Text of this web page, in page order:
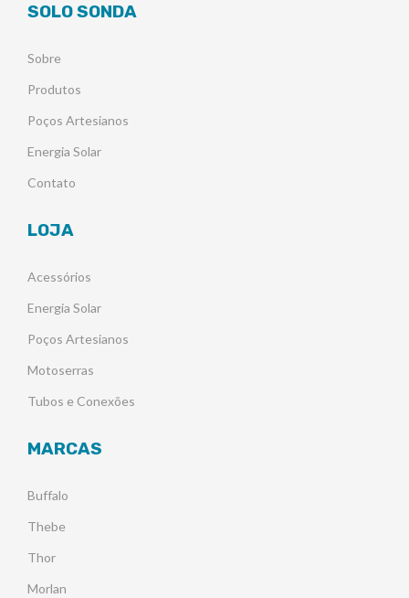
SOLO SONDA
Sobre
Produtos
Poços Artesianos
Energia Solar
Contato
LOJA
Acessórios
Energia Solar
Poços Artesianos
Motoserras
Tubos e Conexões
MARCAS
Buffalo
Thebe
Thor
Morlan